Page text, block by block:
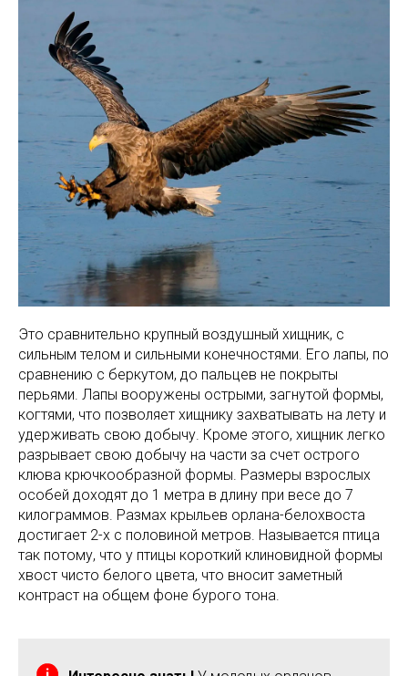
Это сравнительно крупный воздушный хищник, с
сильным телом и сильными конечностями. Его лапы, по
сравнению с беркутом, до пальцев не покрыты
перьями. Лапы вооружены острыми, загнутой формы,
когтями, что позволяет хищнику захватывать на лету и
удерживать свою добычу. Кроме этого, хищник легко
разрывает свою добычу на части за счет острого
клюва крючкообразной формы. Размеры взрослых
особей доходят до 1 метра в длину при весе до 7
килограммов. Размах крыльев орлана-белохвоста
достигает 2-х с половиной метров. Называется птица
так потому, что у птицы короткий клиновидной формы
хвост чисто белого цвета, что вносит заметный
контраст на общем фоне бурого тона.